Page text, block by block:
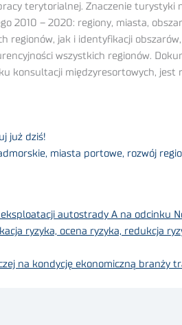
terytorialnej. Znaczenie
2010 – 2020: regiony, miasta,
regionów, jak i identyfikacji
wszystkich regionów.
konsultacji międzyresortowych,
już dziś!
miasta portowe, rozwój
autostrady A na odcinku
ryzyka, ocena ryzyka, redukcja
na kondycję ekonomiczną branży